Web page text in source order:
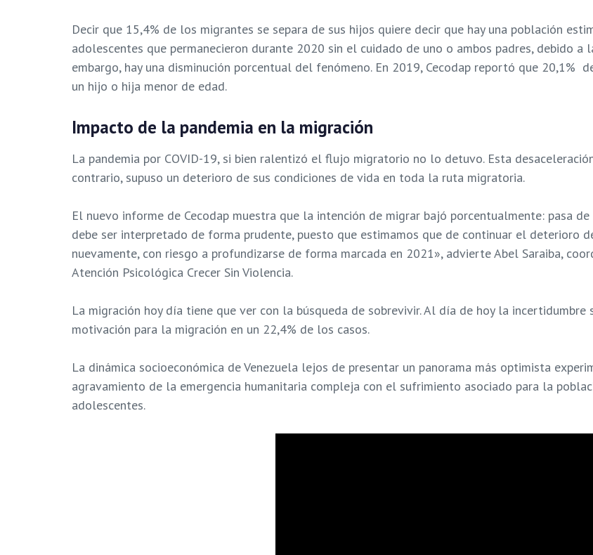
Decir que 15,4% de los migrantes se separa de sus hijos quiere decir que hay una población
adolescentes que permanecieron durante 2020 sin el cuidado de uno o ambos padres, debido a
embargo, hay una disminución porcentual del fenómeno. En 2019, Cecodap reportó que 20,1%
un hijo o hija menor de edad.
Impacto de la pandemia en la migración
La pandemia por COVID-19, si bien ralentizó el flujo migratorio no lo detuvo. Esta
contrario, supuso un deterioro de sus condiciones de vida en toda la ruta migratoria.
El nuevo informe de Cecodap muestra que la intención de migrar bajó porcentualmente: pasa
debe ser interpretado de forma prudente, puesto que estimamos que de continuar el deterioro
nuevamente, con riesgo a profundizarse de forma marcada en 2021», advierte Abel Saraiba,
Atención Psicológica Crecer Sin Violencia.
La migración hoy día tiene que ver con la búsqueda de sobrevivir.Al día de hoy la incertidumbre
motivación para la migración en un 22,4% de los casos.
La dinámica socioeconómica de Venezuela lejos de presentar un panorama más optimista
agravamiento de la emergencia humanitaria compleja con el sufrimiento asociado para la
adolescentes.